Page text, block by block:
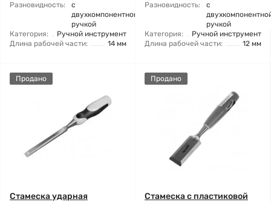
Разновидность:
с
двухкомпонентной
ручкой
Категория:
Ручной инструмент
Длина рабочей части:
14 мм
Разновидность:
с
ручкой
Категория:
Ручной инструмент
Длина рабочей части:
12 мм
Продано
Стамеска ударная
Продано
Стамеска с пластиковой